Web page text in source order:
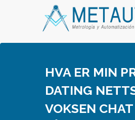
HVA ER MIN
DATING
VOKSEN